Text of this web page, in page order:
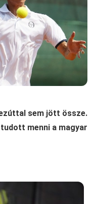
sem jött össze.
menni a magyar